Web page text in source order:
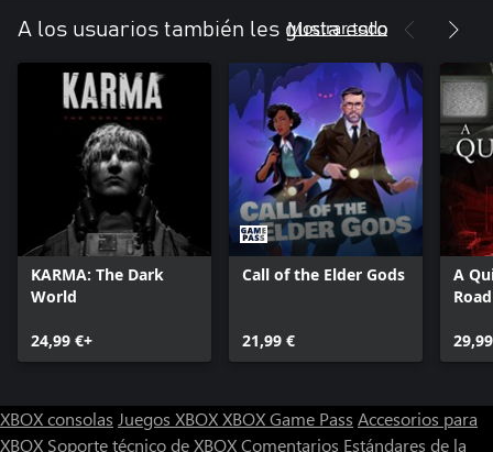
A los usuarios también les gusta esto
Mostrar todo
KARMA: The Dark
World
24,99 €+
Call of the Elder Gods
21,99 €
A
XBOX consolas Juegos XBOXXBOX Game Pass Accesorios para
XBOX Soporte técnico de XBOXComentarios Estándares de la